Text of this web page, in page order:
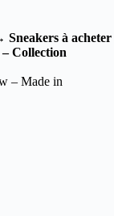
Sneakers à acheter
Collection
– Made in